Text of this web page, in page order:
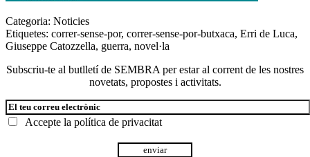
Categoria: Noticies
Etiquetes: correr-sense-por, correr-sense-por-butxaca, Erri de Luca,
Giuseppe Catozzella, guerra, novel·la
Subscriu-te al butlletí de SEMBRA per estar al corrent de les nostres
novetats, propostes i activitats.
Accepte la política de privacitat